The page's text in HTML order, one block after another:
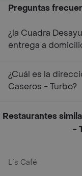
Preguntas
¿la Cuadra
entrega a
¿Cuál es la
Caseros - Turbo?
Restaurantes
-
L´s Café